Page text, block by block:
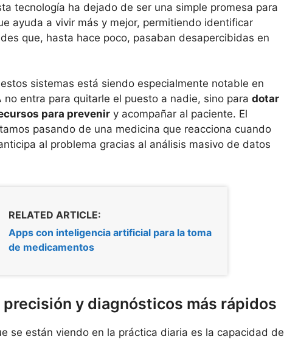
tecnología ha dejado de ser una simple promesa para
ayuda a vivir más y mejor, permitiendo identificar
que, hasta hace poco, pasaban desapercibidas en
sistemas está siendo especialmente notable en
entra para quitarle el puesto a nadie, sino para dotar
para prevenir y acompañar al paciente. El
pasando de una medicina que reacciona cuando
al problema gracias al análisis masivo de datos
RELATED ARTICLE:
Apps con inteligencia artificial para la toma
de medicamentos
precisión y diagnósticos más rápidos
se están viendo en la práctica diaria es la capacidad de